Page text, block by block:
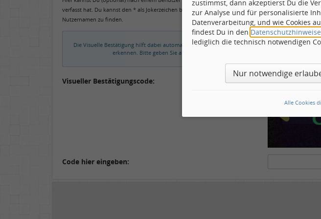
verfasst hat. Du kannst den * als Jokerzeichen benutzen, um ähnliche
Nutzernamen zu finden.
Die Visuelle Bestätigung hilft dabei automatische Spambots und Scripte von den Diensten
erkennen. Bitte geben Sie also in das untenstehende Feld die Buchstaben und
Visueller Bestätigungscode:
Code hier eingeben:
zustimmst, dann akzeptierst Du die
zur Analyse und für personalisierte
Datenverarbeitung, und wie Cookies
findest Du in den
lediglich die technisch notwendigen
Nur notwendige
Alle Cookies